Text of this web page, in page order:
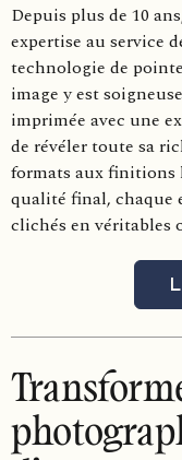
Depuis plus de 10
expertise au service
technologie de
image y est
imprimée avec une
de révéler toute sa
formats aux finitions
qualité final, chaque
clichés en véritables